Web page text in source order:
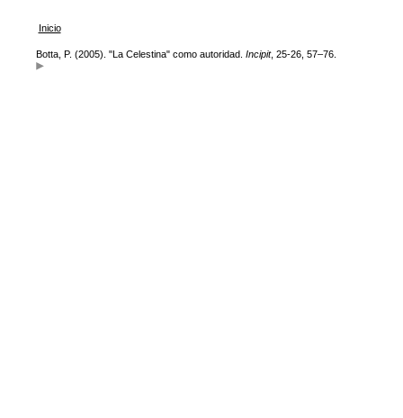
Inicio
Botta, P. (2005). "La Celestina" como autoridad. Incipit, 25-26, 57–76.